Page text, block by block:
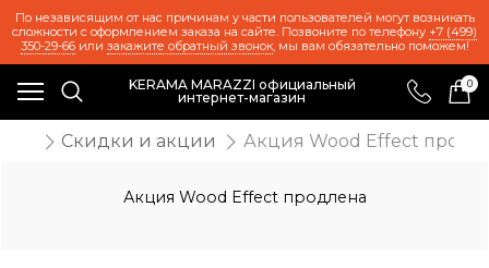
По независящим от нас причинам у части пользователей могут возникать
сложности с оформлением заказа на сайте. Позвоните по телефону +7 (499)
350-29-66или закажите обратный звонок, мы вам обязательно поможем!
KERAMA MARAZZI официальный
интернет-магазин
0
Скидки и акции Акция Wood Effect
Акция Wood Effect продлена